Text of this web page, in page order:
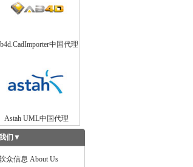
中国代理
Astah UML中国代理
们 ▼
众信息 About Us